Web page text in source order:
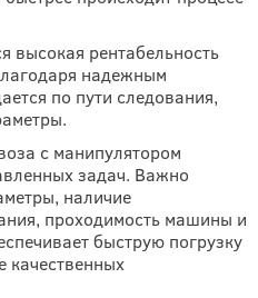
высокая рентабельность
надежным
по пути следования,
с манипулятором
задач. Важно
наличие
проходимость машины и
быструю погрузку
качественных